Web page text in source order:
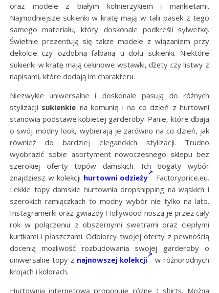
oraz modele z białym kołnierzykiem i mankietami.
Najmodniejsze sukienki w kratę mają w talii pasek z tego
samego materiału, który doskonale podkreśli sylwetkę.
Świetnie prezentują się także modele z wiązaniem przy
dekolcie czy ozdobną falbaną u dołu sukienki. Niektóre
sukienki w kratę mają cekinowe wstawki, dżety czy listwy z
napisami, które dodają im charakteru.
Niezwykle uniwersalne i doskonale pasują do różnych
stylizacji sukienkie na komunię i na co dzień z hurtowni
stanowią podstawę kobiecej garderoby. Panie, które dbają
o swój modny look, wybierają je zarówno na co dzień, jak
również do bardziej eleganckich stylizacji. Trudno
wyobrazić sobie asortyment nowoczesnego sklepu bez
szerokiej oferty topów damskich. Ich bogaty wybór
znajdziesz w kolekcji hurtowni odzieży
Factoryprice.eu.
Lekkie topy damskie hurtownia dropshipping na wąskich i
szerokich ramiączkach to modny wybór nie tylko na lato.
Instagramerki oraz gwiazdy Hollywood noszą je przez cały
rok w połączeniu z obszernymi swetrami oraz ciepłymi
kurtkami i płaszczami. Odbiorcy twojej oferty z pewnością
docenią możliwość rozbudowania swojej garderoby o
uniwersalne topy z najnowszej kolekcji
w różnorodnych
krojach i kolorach.
Hurtownia internetowa proponuje różne t shirts. Można